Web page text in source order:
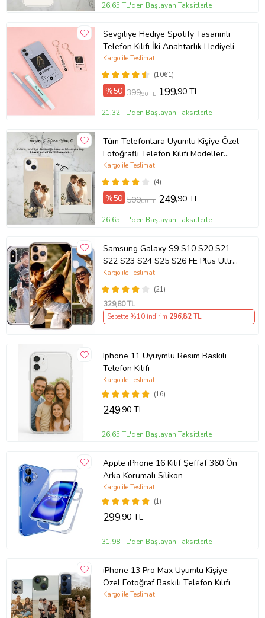
26,65 TL'den Başlayan Taksitlerle
Sevgiliye Hediye Spotify Tasarımlı
Telefon Kılıfı İki Anahtarlık Hediyeli
(1061)
Kargo ile Teslimat
%50 399,90 TL 199,90 TL
21,32 TL'den Başlayan Taksitlerle
Tüm Telefonlara Uyumlu Kişiye Özel
Fotoğraflı Telefon Kılıfı Modeller
Açıklamada
(4)
Kargo ile Teslimat
%50 500,00 TL 249,90 TL
26,65 TL'den Başlayan Taksitlerle
Samsung Galaxy S9 S10 S20 S21
S22 S23 S24 S25 S26 FE Plus Ultra
Kılıf Kişiye Özel Resimli Fotoğraflı
Silikon
(21)
Kargo ile Teslimat
329,80 TL
Sepette %10 İndirim 296,82 TL
Iphone 11 Uyuymlu Resim Baskılı
Telefon Kılıfı
(16)
Kargo ile Teslimat
249,90 TL
26,65 TL'den Başlayan Taksitlerle
Apple iPhone 16 Kılıf Şeffaf 360 Ön
Arka Korumalı Silikon
(1)
Kargo ile Teslimat
299,90 TL
31,98 TL'den Başlayan Taksitlerle
iPhone 13 Pro Max Uyumlu Kişiye
Özel Fotoğraf Baskılı Telefon Kılıfı
Kargo ile Teslimat